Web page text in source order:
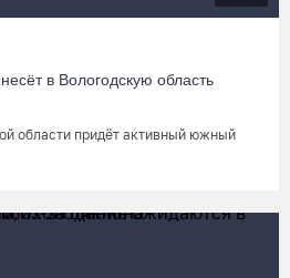
в Вологодскую область
области придёт активный южный